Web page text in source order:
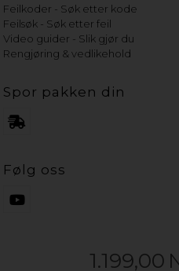
1.199,00
Feilkoder - Søk etter kode
Feilsøk - Søk etter feil
Video guider - Slik gjør du
Rengjøring & vedlikehold
Spor pakken din
Følg oss